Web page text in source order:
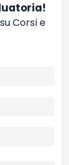
Corsi e